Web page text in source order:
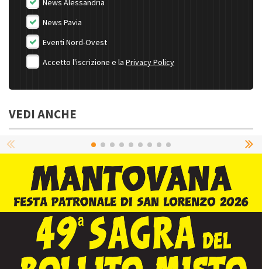
News Alessandria
News Pavia
Eventi Nord-Ovest
Accetto l'iscrizione e la Privacy Policy
VEDI ANCHE